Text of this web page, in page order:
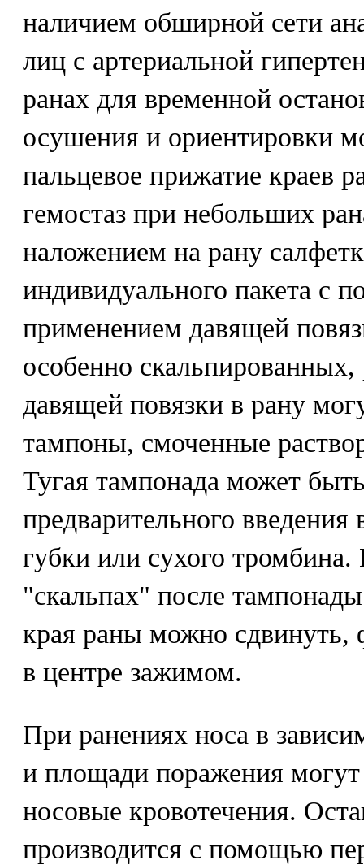
наличием обширной сети
лиц с артериальной
ранах для временной
осушения и ориентировки
пальцевое прижатие краев
гемостаз при небольших
наложением на рану
индивидуального пакета с
применением давящей
особенно
давящей повязки в рану
тампоны, смоченные
Тугая тампонада может
предварительного введения
губки или сухого
"скальпах" после
края раны можно сдвинуть,
в центре зажимом.
При ранениях носа в
и площади поражения могут
носовые кровотечения.
производится с помощью